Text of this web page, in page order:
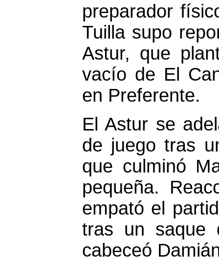
preparador
Tuilla supo
Astur, que
vacío de El
en Preferente.
El Astur se
de juego tras
que culminó
pequeña.
empató el
tras un saque
cabeceó